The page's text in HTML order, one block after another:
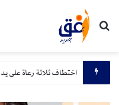
بحث عن
اختطاف ثلاثة رعاة على يد